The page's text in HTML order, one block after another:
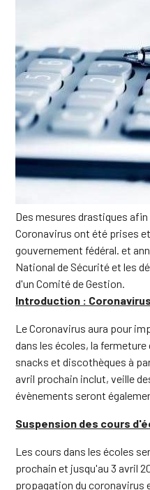
Des mesures drastiques
Coronavirus ont été prises
gouvernement fédéral. et
National de Sécurité et les
d'un Comité de Gestion.
Introduction :
Le Coronavirus aura pour
dans les écoles, la
snacks et discothèques à
avril prochain inclut, veille
évènements seront
Suspension des cours
Les cours dans les écoles
prochain et jusqu'au 3 avril
propagation du coronavirus